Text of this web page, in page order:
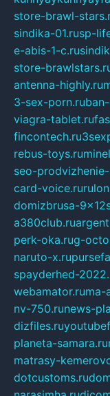
store-brawl-
sindika-01.rusp-
e-abis-1-c.ru
store-
antenna-highly.ru
3-sex-porn.ru
viagra-tablet.ru
fincontech.ru
rebus-toys.ru
seo-
card-voice.ru
domizbrusa-
a380club.ru
perk-oka.rug-
naruto-x.ru
spayderhed-
webamator.ruma-
nv-750.runews-
dizfiles.ru
planeta-samara.ru
matrasy-
dotcustoms.ru